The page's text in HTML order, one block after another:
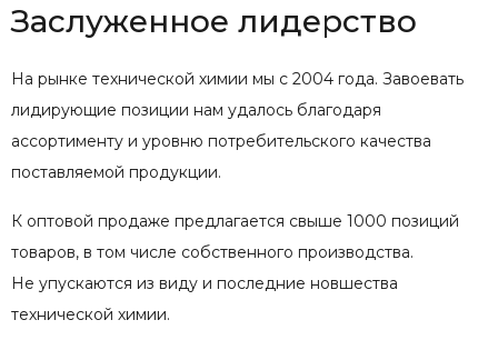
Заслуженное лидерство
На рынке технической химии мы с 2004 года. Завоевать
лидирующие позиции нам удалось благодаря
ассортименту и уровню потребительского качества
поставляемой продукции.
К оптовой продаже предлагается свыше 1000 позиций
товаров, в том числе собственного производства.
Не упускаются из виду и последние новшества
технической химии.